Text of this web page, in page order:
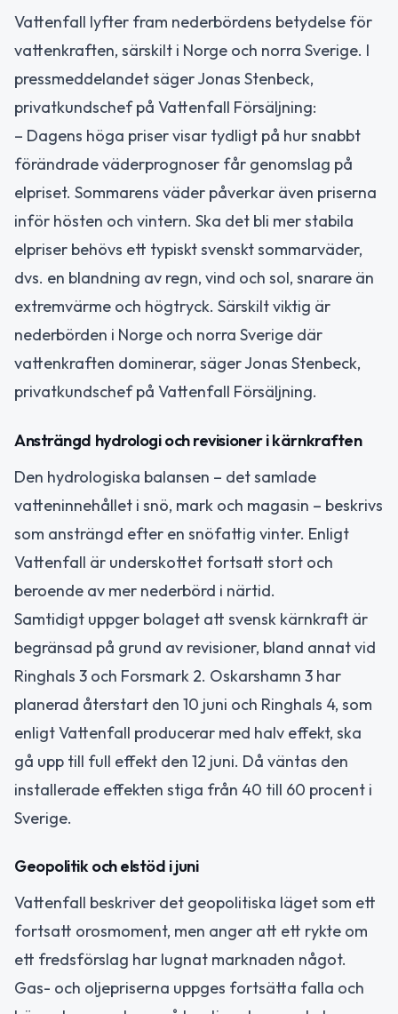
Vattenfall lyfter fram nederbördens betydelse för
vattenkraften, särskilt i Norge och norra Sverige. I
pressmeddelandet säger Jonas Stenbeck,
privatkundschef på Vattenfall Försäljning:
– Dagens höga priser visar tydligt på hur snabbt
förändrade väderprognoser får genomslag på
elpriset. Sommarens väder påverkar även priserna
inför hösten och vintern. Ska det bli mer stabila
elpriser behövs ett typiskt svenskt sommarväder,
dvs. en blandning av regn, vind och sol, snarare än
extremvärme och högtryck. Särskilt viktig är
nederbörden i Norge och norra Sverige där
vattenkraften dominerar, säger Jonas Stenbeck,
privatkundschef på Vattenfall Försäljning.
Ansträngd hydrologi och revisioner i kärnkraften
Den hydrologiska balansen – det samlade
vatteninnehållet i snö, mark och magasin – beskrivs
som ansträngd efter en snöfattig vinter. Enligt
Vattenfall är underskottet fortsatt stort och
beroende av mer nederbörd i närtid.
Samtidigt uppger bolaget att svensk kärnkraft är
begränsad på grund av revisioner, bland annat vid
Ringhals 3 och Forsmark 2. Oskarshamn 3 har
planerad återstart den 10 juni och Ringhals 4, som
enligt Vattenfall producerar med halv effekt, ska
gå upp till full effekt den 12 juni. Då väntas den
installerade effekten stiga från 40 till 60 procent i
Sverige.
Geopolitik och elstöd i juni
Vattenfall beskriver det geopolitiska läget som ett
fortsatt orosmoment, men anger att ett rykte om
ett fredsförslag har lugnat marknaden något.
Gas- och oljepriserna uppges fortsätta falla och